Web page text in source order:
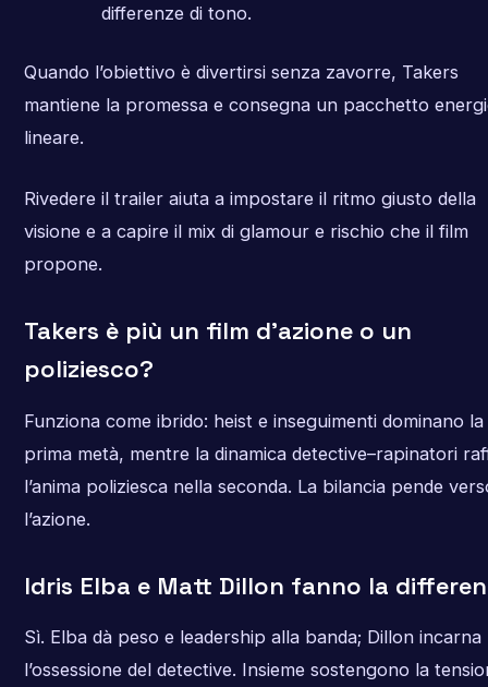
differenze di tono.
Quando l’obiettivo è divertirsi senza zavorre, Takers
mantiene la promessa e consegna un pacchetto
lineare.
Rivedere il trailer aiuta a impostare il ritmo giusto della
visione e a capire il mix di glamour e rischio che il film
propone.
Takers è più un film d’azione o un
poliziesco?
Funziona come ibrido: heist e inseguimenti dominano la
prima metà, mentre la dinamica detective–rapinatori
l’anima poliziesca nella seconda. La bilancia pende
l’azione.
Idris Elba e Matt Dillon fanno la
Sì. Elba dà peso e leadership alla banda; Dillon incarna
l’ossessione del detective. Insieme sostengono la